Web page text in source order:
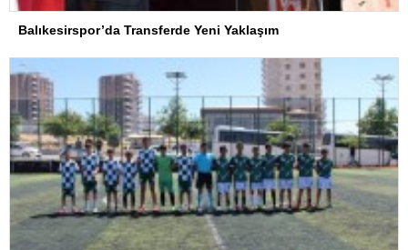
Balıkesirspor’da Transferde Yeni Yaklaşım